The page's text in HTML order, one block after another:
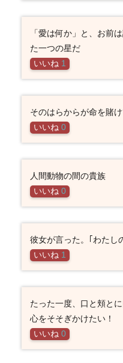
「愛は何か」と、お前
た一つの星だ
いいね 1
そのはらからが命を賭
いいね 0
人間動物の間の貴族
いいね 0
彼女が言った。｢わたし
いいね 1
たった一度、口と頬と
心をそそぎかけたい！
いいね 0